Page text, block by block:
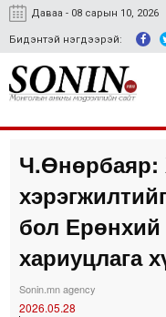
Даваа - 08 сарын 10, 2026
Бидэнтэй нэгдээрэй:
Ч.Өнөрбаяр:
бол
хариуцлага
Sonin.mn agency
2026.05.28